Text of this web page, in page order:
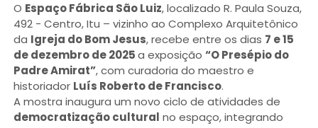
O Espaço Fábrica São Luiz, localizado R. Paula Souza,
492 - Centro, Itu – vizinho ao Complexo Arquitetônico
da Igreja do Bom Jesus, recebe entre os dias 7 e 15
de dezembro de 2025a exposição “O Presépio do
Padre Amirat”, com curadoria do maestro e
historiador Luís Roberto de Francisco.
A mostra inaugura um novo ciclo de atividades de
democratização cultural no espaço, integrando